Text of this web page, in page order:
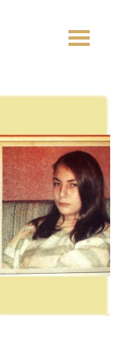
Toggle